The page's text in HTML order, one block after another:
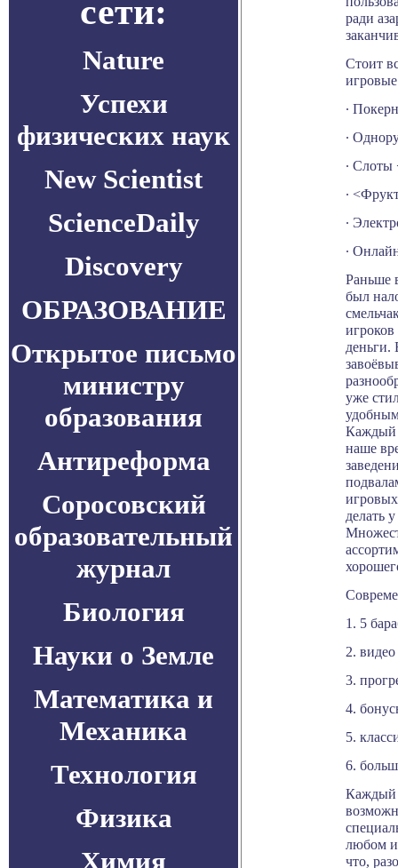
сети:
Nature
Успехи
физических наук
New Scientist
ScienceDaily
Discovery
ОБРАЗОВАНИЕ
Открытое письмо
министру
образования
Антиреформа
Соросовский
образовательный
журнал
Биология
Науки о Земле
Математика и
Механика
Технология
Физика
Химия
ради
Стоит
∙
∙
∙ Слоты
∙
∙
∙
Раньше
был
деньги.
уже
Каждый
наше
делать
1. 5
2.
3.
4.
5.
6.
Каждый
любом
что,